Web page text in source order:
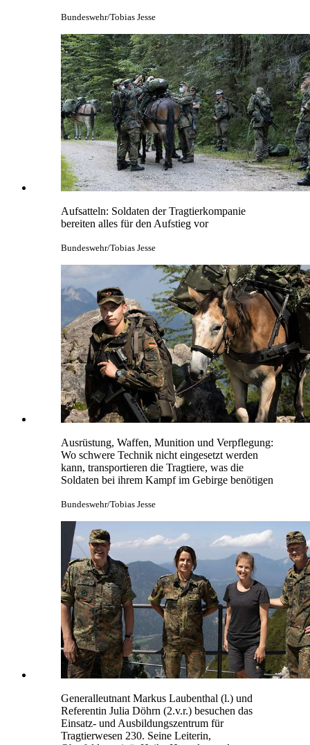
Bundeswehr/Tobias Jesse
Aufsatteln: Soldaten der Tragtierkompanie
bereiten alles für den Aufstieg vor
Bundeswehr/Tobias Jesse
Ausrüstung, Waffen, Munition und Verpflegung:
Wo schwere Technik nicht eingesetzt werden
kann, transportieren die Tragtiere, was die
Soldaten bei ihrem Kampf im Gebirge benötigen
Bundeswehr/Tobias Jesse
Generalleutnant Markus Laubenthal (l.) und
Referentin Julia Döhrn (2.v.r.) besuchen das
Einsatz- und Ausbildungszentrum für
Tragtierwesen 230. Seine Leiterin,